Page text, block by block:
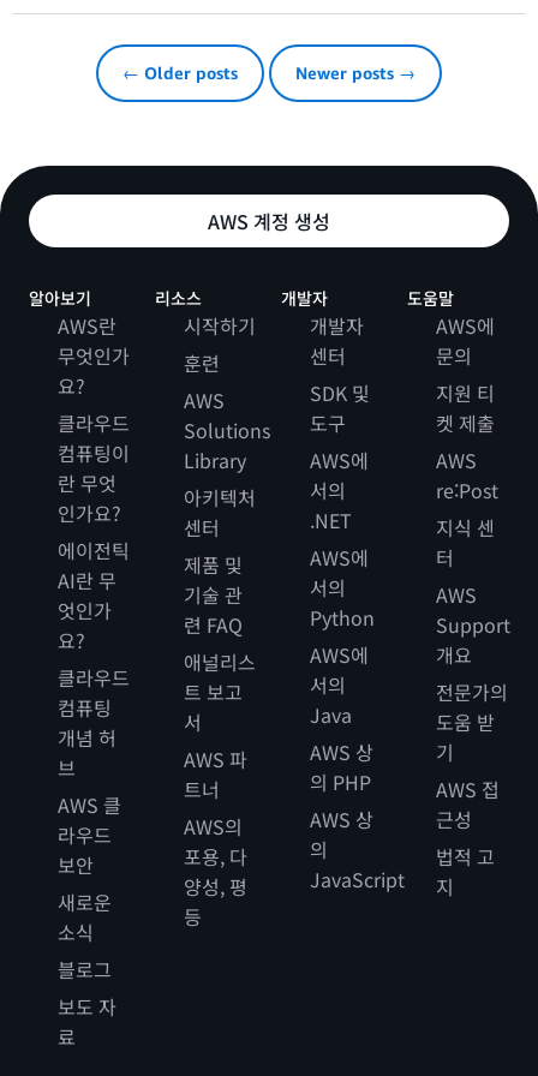
← Older posts Newer posts →
AWS 계정 생성
알아보기
AWS란
무엇인가
요?
클라우드
컴퓨팅이
란 무엇
인가요?
에이전틱
AI란 무
엇인가
요?
클라우드
컴퓨팅
개념 허
브
AWS 클
라우드
보안
새로운
소식
블로그
보도 자
료
리소스
시작하기
훈련
AWS
Solutions
Library
아키텍처
센터
제품 및
기술 관
련 FAQ
애널리스
트 보고
서
AWS 파
트너
AWS의
포용, 다
양성, 평
등
개발자
개발자
센터
SDK 및
도구
AWS에
서의
.NET
AWS에
서의
Python
AWS에
서의
Java
AWS 상
의 PHP
AWS 상
의
JavaScript
도움말
AWS에
문의
지원 티
켓 제출
AWS
re:Post
지식 센
터
AWS
Support
개요
전문가의
도움 받
기
AWS 접
근성
법적 고
지